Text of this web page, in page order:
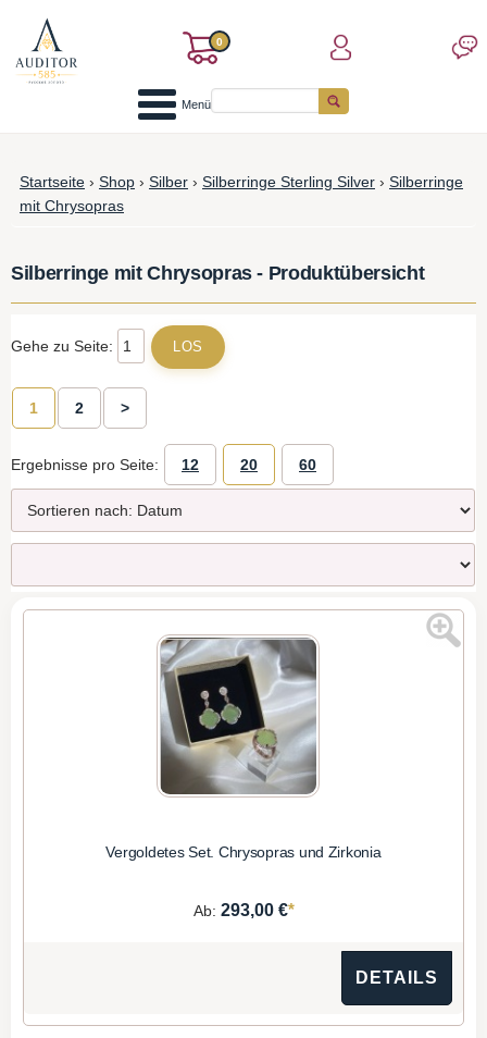
0
Menü
Startseite › Shop › Silber › Silberringe Sterling Silver › Silberringe
mit Chrysopras
Silberringe mit Chrysopras - Produktübersicht
Gehe zu Seite:
1 2 >
Ergebnisse pro Seite: 12 20 60
Vergoldetes Set. Chrysopras und Zirkonia
Ab: 293,00 €*
DETAILS